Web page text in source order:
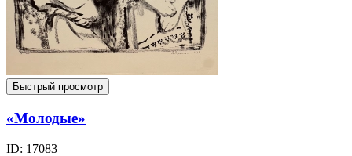
Быстрый просмотр
«Молодые»
ID: 17083